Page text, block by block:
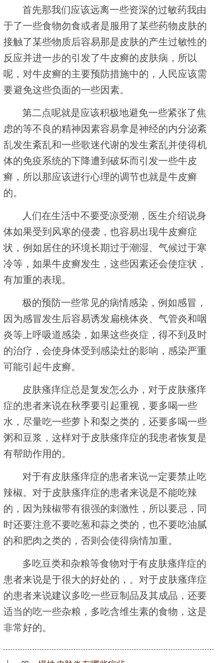
首先那我们应该远离一些资深的过敏药我由
于了一些食物勿食或者是服用了某些药物皮肤的
接触了某些物质后容易那是皮肤的产生过敏性的
反应并进一步的引发了牛皮癣的皮肤病，所以
呢，对牛皮癣的主要预防措施中的，人民应该需
要避免这些负面的一些因素。
第二点呢就是应该积极地避免一些紧张了焦
虑的等不良的精神因素容易拿是神经的内分泌紊
乱发生紊乱和一些歌迷代谢的发生紊乱并使得机
体的免疫系统的下降遭到破坏而引发一些牛皮
癣，所以那应该进行心理的调节也就是牛皮癣
的。
人们在生活中不要受凉受潮，医生介绍说身
体如果受到风寒的侵袭，也容易出现牛皮癣症
状，例如居住的环境长期过于潮湿、气候过于寒
冷等，如果牛皮癣发生，这些因素还会使症状，
有加重的表现。
极的预防一些常见的病情感染，例如感冒，
因为感冒发生后容易诱发扁桃体炎、气管炎和咽
炎等上呼吸道感染，如果这些炎症，得不到及时
的治疗，会使身体受到感染灶的影响，感染严重
可能引起牛皮癣。
皮肤瘙痒症总是复发怎么办，对于皮肤瘙痒
症的患者来说在秋季要引起重视，要多喝一些
水，尽量吃一些萝卜和梨之类的，还要多喝一些
粥和豆浆，这样对于皮肤瘙痒症的我患者恢复是
有帮助作用的。
对于有皮肤瘙痒症的患者来说一定要禁止吃
辣椒。对于皮肤瘙痒症的患者来说是不能吃辣
的，因为辣椒带有很强的刺激性，所以要忌，同
时还要注意不要吃葱和蒜之类的，也不要吃油腻
的和肥肉之类的，否则会使得病情加重。
多吃豆类和杂粮等食物对于有皮肤瘙痒症的
患者来说是于很大的好处的，。对于皮肤瘙痒症
的患者来说建议多吃一些豆制品及其成品，还要
适当的吃一些杂粮，多吃含维生素的食物，这是
非常好的。